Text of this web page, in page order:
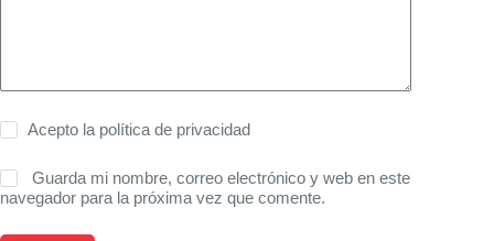
Acepto la política de privacidad
Guarda mi nombre, correo electrónico y web en este
navegador para la próxima vez que comente.